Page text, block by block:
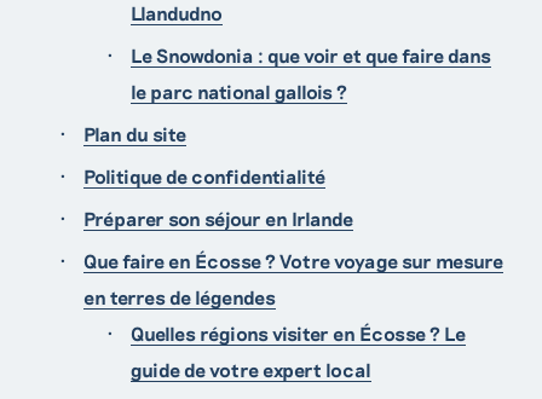
Llandudno
Le Snowdonia : que voir et que faire dans
le parc national gallois ?
Plan du site
Politique de confidentialité
Préparer son séjour en Irlande
Que faire en Écosse ? Votre voyage sur mesure
en terres de légendes
Quelles régions visiter en Écosse ? Le
guide de votre expert local